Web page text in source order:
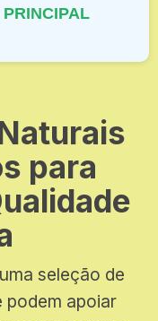
para
seleção de
podem apoiar